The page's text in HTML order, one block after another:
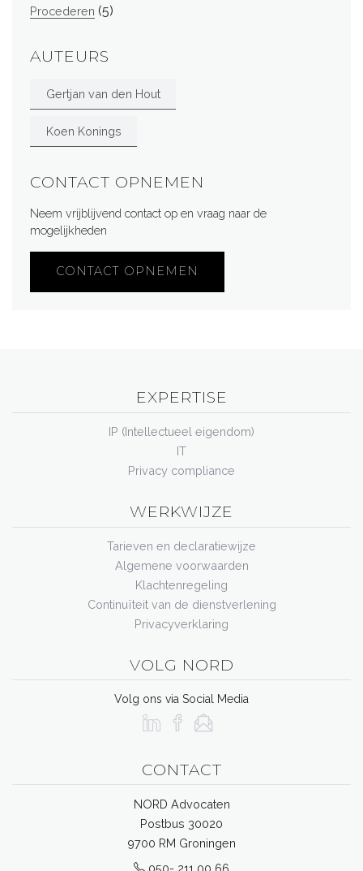
Procederen (5)
AUTEURS
Gertjan van den Hout
Koen Konings
CONTACT OPNEMEN
Neem vrijblijvend contact op en vraag naar de
mogelijkheden
CONTACT OPNEMEN
EXPERTISE
IP (Intellectueel eigendom)
IT
Privacy compliance
WERKWIJZE
Tarieven en declaratiewijze
Algemene voorwaarden
Klachtenregeling
Continuïteit van de dienstverlening
Privacyverklaring
VOLG NORD
Volg ons via Social Media
CONTACT
NORD Advocaten
Postbus 30020
9700 RM Groningen